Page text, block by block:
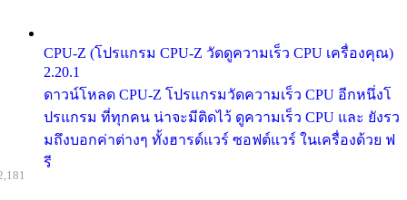
CPU-Z (โปรแกรม CPU-Z วัดดูความเร็ว CPU เครื่องคุณ)
2.20.1
ดาวน์โหลด CPU-Z โปรแกรมวัดความเร็ว CPU อีกหนึ่งโ
ปรแกรม ที่ทุกคน น่าจะมีติดไว้ ดูความเร็ว CPU และ ยังรว
มถึงบอกค่าต่างๆ ทั้งฮารด์แวร์ ซอฟต์แวร์ ในเครื่องด้วย ฟ
รี